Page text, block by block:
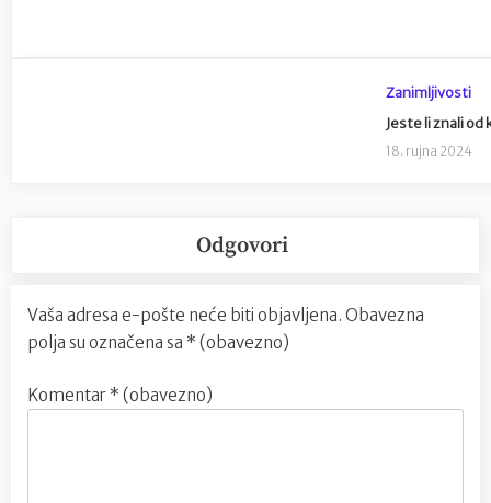
Zanimljivosti
Jeste li znali
18. rujna 2024
Odgovori
Vaša adresa e-pošte neće biti objavljena. Obavezna
polja su označena sa * (obavezno)
Komentar * (obavezno)